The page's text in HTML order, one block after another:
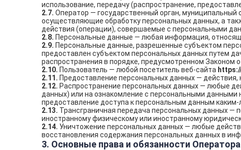
использование, передачу (распространение,
2.7. Оператор — государственный орган,
осуществляющие обработку персональных данных, а
действия (операции), совершаемые с персональными
2.8. Персональные данные — любая информация,
2.9. Персональные данные, разрешенные субъектом
предоставлен субъектом персональных данных путем
распространения в порядке, предусмотренном Законом
2.10. Пользователь — любой посетитель веб-сайта
2.11. Предоставление персональных данных —
2.12. Распространение персональных данных — любые
данных) или на ознакомление с персональными данными
предоставление доступа к персональным данным каким-
2.13. Трансграничная передача персональных данных —
иностранному физическому или иностранному
2.14. Уничтожение персональных данных — любые
восстановления содержания персональных данных в
3. Основные права и обязанности Оператора